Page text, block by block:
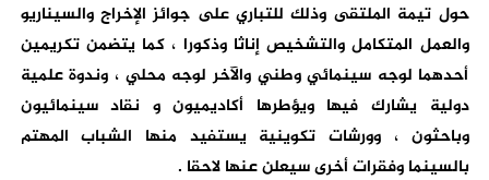
حول تيمة الملتقى وذلك للتباري على جوائز الإخراج والسيناريو
والعمل المتكامل والتشخيص إناثا وذكورا ، كما يتضمن تكريمين
أحدهما لوجه سينمائي وطني والآخر لوجه محلي ، وندوة علمية
دولية يشارك فيها ويؤطرها أكاديميون و نقاد سينمائيون
وباحثون ، وورشات تكوينية يستفيد منها الشباب المهتم
بالسينما وفقرات أخرى سيعلن عنها لاحقا .